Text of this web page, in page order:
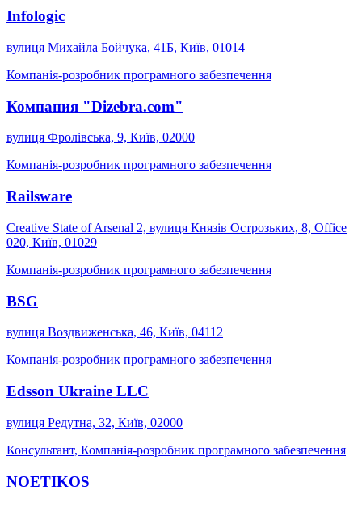
Infologic
вулиця Михайла Бойчука, 41Б, Київ, 01014
Компанія-розробник програмного забезпечення
Компания "Dizebra.com"
вулиця Фролівська, 9, Київ, 02000
Компанія-розробник програмного забезпечення
Railsware
Creative State of Arsenal 2, вулиця Князів Острозьких, 8, Office
020, Київ, 01029
Компанія-розробник програмного забезпечення
BSG
вулиця Воздвиженська, 46, Київ, 04112
Компанія-розробник програмного забезпечення
Edsson Ukraine LLC
вулиця Редутна, 32, Київ, 02000
Консультант, Компанія-розробник програмного забезпечення
NOETIKOS